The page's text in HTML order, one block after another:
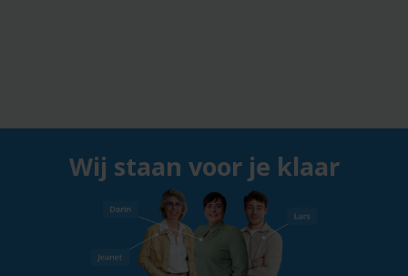
Wij staan voor je klaar